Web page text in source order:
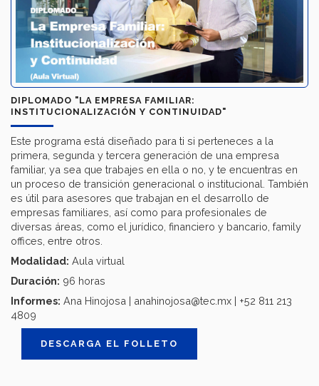
DIPLOMADO "LA EMPRESA FAMILIAR:
INSTITUCIONALIZACIÓN Y CONTINUIDAD"
Este programa está diseñado para ti si perteneces a la
primera, segunda y tercera generación de una empresa
familiar, ya sea que trabajes en ella o no, y te encuentras en
un proceso de transición generacional o institucional. También
es útil para asesores que trabajan en el desarrollo de
empresas familiares, así como para profesionales de
diversas áreas, como el jurídico, financiero y bancario, family
offices, entre otros.
Modalidad: Aula virtual
Duración: 96 horas
Informes: Ana Hinojosa | anahinojosa@tec.mx | +52 811 213
4809
DESCARGA EL FOLLETO